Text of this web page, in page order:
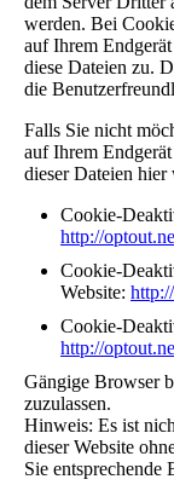
werden. Bei
auf Ihrem
diese Dateien zu.
die
Falls Sie nicht
auf Ihrem
dieser Dateien hier
Cookie-
http://
Cookie-
Website:
Cookie-
http://
Gängige Browser
zuzulassen.
Hinweis: Es ist
dieser Website
Sie entsprechende